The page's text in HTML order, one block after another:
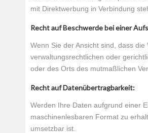
mit Direktwerbung in Verbindung
Recht auf Beschwerde bei einer
Wenn Sie der Ansicht sind, dass
verwaltungsrechtlichen oder
oder des Orts des mutmaßlichen
Recht auf Datenübertragbarkeit:
Werden Ihre Daten aufgrund einer
maschinenlesbaren Format zu
umsetzbar ist.